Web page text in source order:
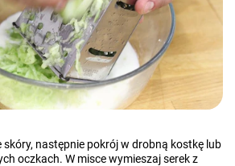
skóry, następnie pokrój w drobną kostkę lub
oczkach. W misce wymieszaj serek z